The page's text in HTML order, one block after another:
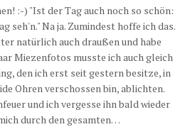
:-) "Ist der Tag auch noch so schön:
seh'n." Na ja. Zumindest hoffe ich das.
natürlich auch draußen und habe
Miezenfotos musste ich auch gleich
den ich erst seit gestern besitze, in
Ohren verschossen bin, ablichten.
und ich vergesse ihn bald wieder
durch den gesamten…